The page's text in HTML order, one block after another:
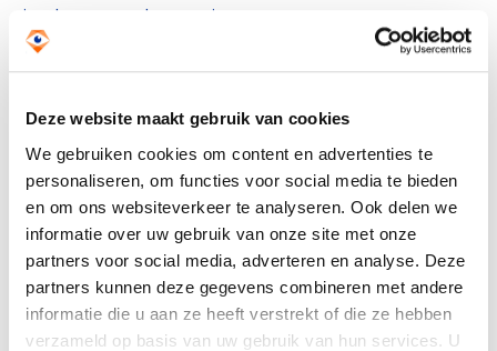
Deze website maakt gebruik van cookies
We gebruiken cookies om content en advertenties te
personaliseren, om functies voor social media te bieden
en om ons websiteverkeer te analyseren. Ook delen we
informatie over uw gebruik van onze site met onze
partners voor social media, adverteren en analyse. Deze
partners kunnen deze gegevens combineren met andere
informatie die u aan ze heeft verstrekt of die ze hebben
verzameld op basis van uw gebruik van hun services. U
in de sector bevestigt.
In het interview deelden Kloeze, Van der Plas
en Dekker hun visie op de toekomst van het
CBF, waarin het toezicht verder zal worden
versterkt en aangepast aan nieuwe
ontwikkelingen in de sector. Innovatie en
aanpassing aan veranderende
maatschappelijke verwachtingen staan
daarbij centraal, zodat goede doelen ook in
de toekomst kunnen rekenen op een solide